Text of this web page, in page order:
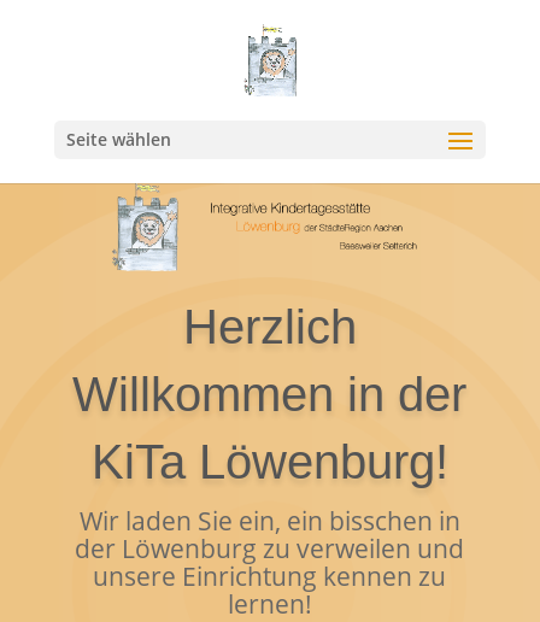
Seite wählen
Herzlich
Willkommen in der
KiTa Löwenburg!
Wir laden Sie ein, ein bisschen in
der Löwenburg zu verweilen und
unsere Einrichtung kennen zu
lernen!